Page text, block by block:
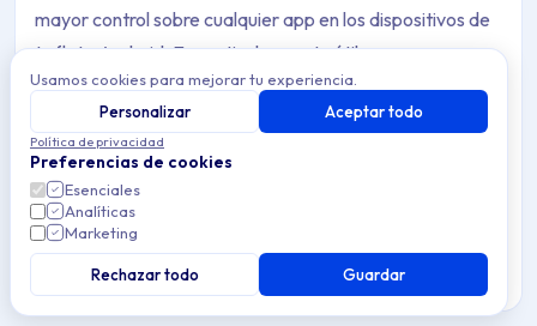
mayor control sobre cualquier app en los dispositivos de
tu flota Android. Es particularmente útil para
configuraciones de modo quiosco, donde quieres que los
usuarios tengan acceso solo a un conjunto específico de
apps.
En esta guía, te explicaremos el proceso.
Añadir apps del sistema a las
Usamos cookies para mejorar tu experiencia.
Personalizar
Aceptar todo
Política de privacidad
Preferencias de cookies
Esenciales
Analíticas
Marketing
Rechazar todo Guardar